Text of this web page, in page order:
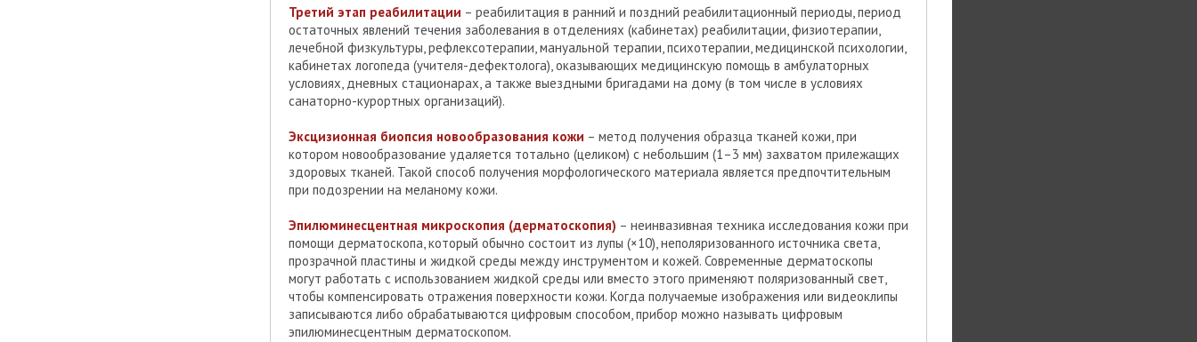
Третий этап реабилитации – реабилитация в ранний и поздний реабилитационный периоды, период
остаточных явлений течения заболевания в отделениях (кабинетах) реабилитации, физиотерапии,
лечебной физкультуры, рефлексотерапии, мануальной терапии, психотерапии, медицинской психологии,
кабинетах логопеда (учителя-дефектолога), оказывающих медицинскую помощь в амбулаторных
условиях, дневных стационарах, а также выездными бригадами на дому (в том числе в условиях
санаторно-курортных организаций).
Эксцизионная биопсия новообразования кожи – метод получения образца тканей кожи, при
котором новообразование удаляется тотально (целиком) с небольшим (1–3 мм) захватом прилежащих
здоровых тканей. Такой способ получения морфологического материала является предпочтительным
при подозрении на меланому кожи.
Эпилюминесцентная микроскопия (дерматоскопия) – неинвазивная техника исследования кожи при
помощи дерматоскопа, который обычно состоит из лупы (×10), неполяризованного источника света,
прозрачной пластины и жидкой среды между инструментом и кожей. Современные дерматоскопы
могут работать с использованием жидкой среды или вместо этого применяют поляризованный свет,
чтобы компенсировать отражения поверхности кожи. Когда получаемые изображения или видеоклипы
записываются либо обрабатываются цифровым способом, прибор можно называть цифровым
эпилюминесцентным дерматоскопом.